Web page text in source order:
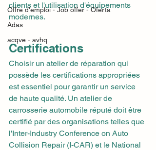
Offre d'emploi - Job offer - Oferta
Adas
acqve - avhq
clients et l'utilisation d'équipements
modernes.
Certifications
Choisir un atelier de réparation qui
possède les certifications appropriées
est essentiel pour garantir un service
de haute qualité. Un atelier de
carrosserie automobile réputé doit être
certifié par des organisations telles que
l'Inter-Industry Conference on Auto
Collision Repair (I-CAR) et le National